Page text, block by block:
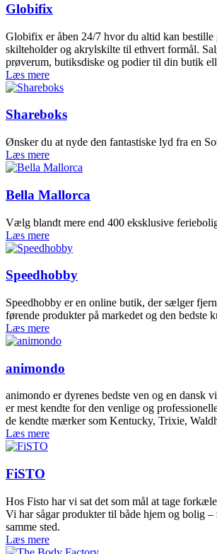
Globifix
Globifix er åben 24/7 hvor du altid kan
skilteholder og akrylskilte til ethvert formål.
prøverum, butiksdiske og podier til din butik
Læs mere
Shareboks
Ønsker du at nyde den fantastiske lyd fra en
Læs mere
Bella Mallorca
Vælg blandt mere end 400 eksklusive
Læs mere
Speedhobby
Speedhobby er en online butik, der sælger
førende produkter på markedet og den bedste
Læs mere
animondo
animondo er dyrenes bedste ven og en dansk
er mest kendte for den venlige og
de kendte mærker som Kentucky, Trixie,
Læs mere
FiSTO
Hos Fisto har vi sat det som mål at tage
Vi har sågar produkter til både hjem og bolig
samme sted.
Læs mere